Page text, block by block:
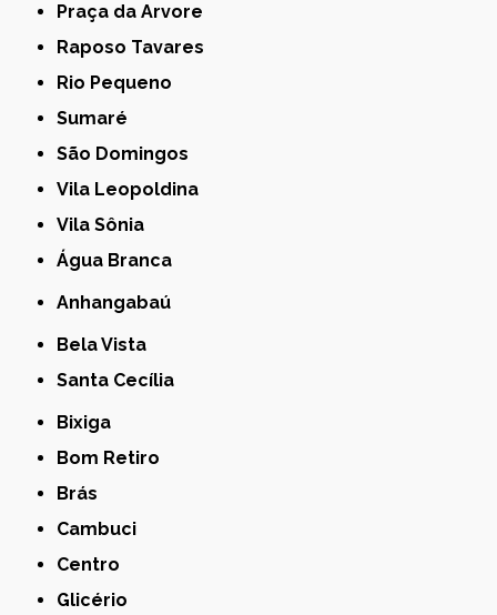
Praça da Arvore
Raposo Tavares
Rio Pequeno
Sumaré
São Domingos
Vila Leopoldina
Vila Sônia
Água Branca
Anhangabaú
Bela Vista
Santa Cecília
Bixiga
Bom Retiro
Brás
Cambuci
Centro
Glicério